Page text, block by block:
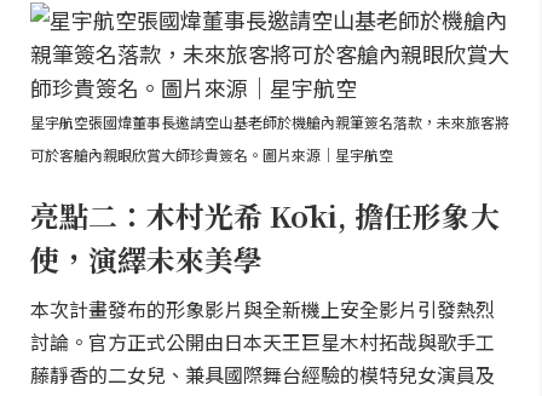
星宇航空張國煒董事長邀請空山基老師於機艙內親筆簽名落款，未來旅客將
可於客艙內親眼欣賞大師珍貴簽名。圖片來源｜星宇航空
亮點二：木村光希 Kōki, 擔任形象大
使，演繹未來美學
本次計畫發布的形象影片與全新機上安全影片引發熱烈
討論。官方正式公開由日本天王巨星木村拓哉與歌手工
藤靜香的二女兒、兼具國際舞台經驗的模特兒女演員及